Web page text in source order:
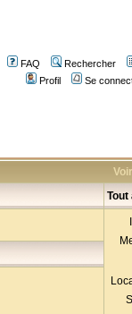
FAQ
Rechercher
Profil
Se
Tout